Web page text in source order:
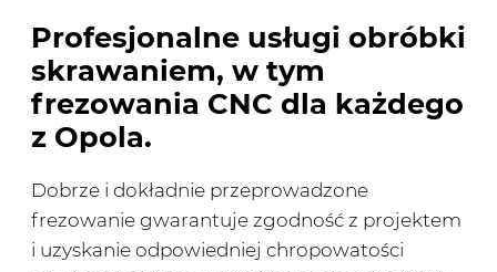
Profesjonalne usługi obróbki
skrawaniem, w tym
frezowania CNC dla każdego
z Opola.
Dobrze i dokładnie przeprowadzone
frezowanie gwarantuje zgodność z projektem
i uzyskanie odpowiedniej chropowatości